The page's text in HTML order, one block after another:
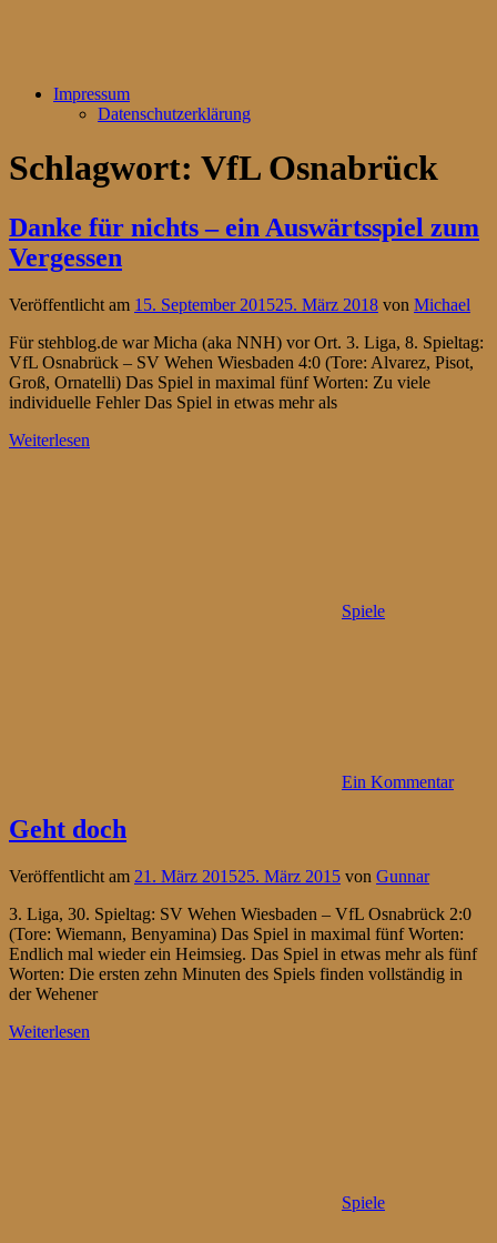
Impressum
Datenschutzerklärung
Schlagwort: VfL Osnabrück
Danke für nichts – ein Auswärtsspiel zum
Vergessen
Veröffentlicht am 15. September 201525. März 2018 von Michael
Für stehblog.de war Micha (aka NNH) vor Ort. 3. Liga, 8. Spieltag:
VfL Osnabrück – SV Wehen Wiesbaden 4:0 (Tore: Alvarez, Pisot,
Groß, Ornatelli) Das Spiel in maximal fünf Worten: Zu viele
individuelle Fehler Das Spiel in etwas mehr als
Weiterlesen
Spiele
Ein Kommentar
Geht doch
Veröffentlicht am 21. März 201525. März 2015 von Gunnar
3. Liga, 30. Spieltag: SV Wehen Wiesbaden – VfL Osnabrück 2:0
(Tore: Wiemann, Benyamina) Das Spiel in maximal fünf Worten:
Endlich mal wieder ein Heimsieg. Das Spiel in etwas mehr als fünf
Worten: Die ersten zehn Minuten des Spiels finden vollständig in
der Wehener
Weiterlesen
Spiele